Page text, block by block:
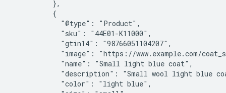
          },
          {
            "@type": "Product",
            "sku": "44E01-K11000",
            "gtin14": "98766051104207",
"image": "https://www.example.com/
            "name": "Small light blue coat",
"description": "Small wool light blue
            "color": "light blue",